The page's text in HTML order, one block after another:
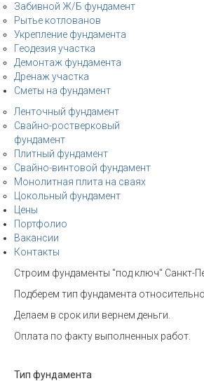
Забивной Ж/Б фундамент
Рытье котлованов
Укрепление фундамента
Геодезия участка
Демонтаж фундамента
Дренаж участка
Сметы на фундамент
Ленточный фундамент
Свайно-ростверковый
фундамент
Плитный фундамент
Свайно-винтовой фундамент
Монолитная плита на сваях
Цокольный фундамент
Цены
Портфолио
Вакансии
Контакты
Строим фундаменты "под ключ" Санкт-
Подберем тип фундамента
Делаем в срок или вернем деньги.
Оплата по факту выполненных работ.
Тип фундамента